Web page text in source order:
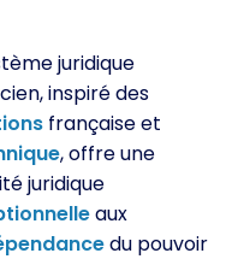
juridique
inspiré des
française et
, offre une
juridique
aux
du pouvoir